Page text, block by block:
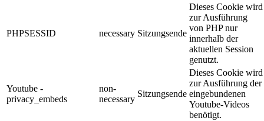
PHPSESSID necessary Sitzungsende
Dieses Cookie wird
zur Ausführung
von PHP nur
innerhalb der
aktuellen Session
genutzt.
Youtube -
privacy_embeds
non-
necessary
Sitzungsende
Dieses Cookie wird
zur Ausführung der
eingebundenen
Youtube-Videos
benötigt.